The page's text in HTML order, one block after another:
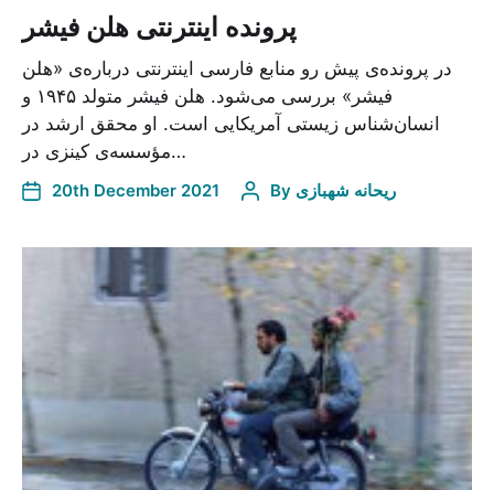
پرونده اینترنتی هلن فیشر
در پرونده‌ی پیش رو منابع فارسی اینترنتی درباره‌ی «هلن
فیشر» بررسی می‌شود. هلن فیشر متولد ۱۹۴۵ و
انسان‌شناس زیستی آمریکایی است. او محقق ارشد در
مؤسسه‌ی کینزی در…
20th December 2021 By ریحانه شهبازی